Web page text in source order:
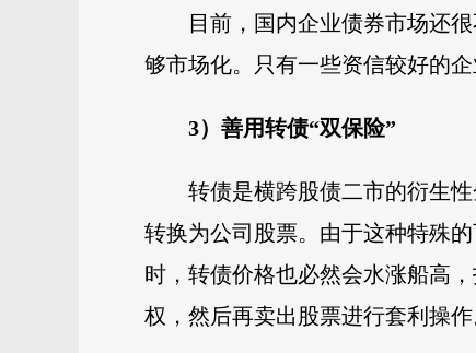
目前，国内企业债券市场还
够市场化。只有一些资信较好的
3）善用转债“双保险”
转债是横跨股债二市的衍生
转换为公司股票。由于这种特殊
时，转债价格也必然会水涨船高
权，然后再卖出股票进行套利操作